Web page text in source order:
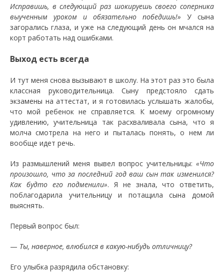
Исправишь, в следующий раз шокируешь своего соперника
выученным уроком и обязательно победишь!» У сына
загорались глаза, и уже на следующий день он мчался на
корт работать над ошибками.
Выход есть всегда
И тут меня снова вызывают в школу. На этот раз это была
классная руководительница. Сыну предстояло сдать
экзамены на аттестат, и я готовилась услышать жалобы,
что мой ребенок не справляется. К моему огромному
удивлению, учительница так расхваливала сына, что я
молча смотрела на него и пыталась понять, о нем ли
вообще идет речь.
Из размышлений меня вывел вопрос учительницы: «Что
произошло, что за последний год ваш сын так изменился?
Как будто его подменили». Я не знала, что ответить,
поблагодарила учительницу и потащила сына домой
выяснять.
Первый вопрос был:
— Ты, наверное, влюбился в какую-нибудь отличницу?
Его улыбка разрядила обстановку: